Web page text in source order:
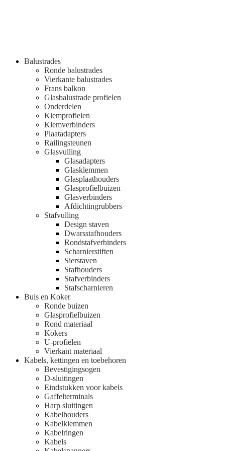
Balustrades
Ronde balustrades
Vierkante balustrades
Frans balkon
Glasbalustrade profielen
Onderdelen
Klemprofielen
Klemverbinders
Plaatadapters
Railingsteunen
Glasvulling
Glasadapters
Glasklemmen
Glasplaathouders
Glasprofielbuizen
Glasverbinders
Afdichtingrubbers
Stafvulling
Design staven
Dwarsstafhouders
Rondstafverbinders
Scharnierstiften
Sierstaven
Stafhouders
Stafverbinders
Stafscharnieren
Buis en Koker
Ronde buizen
Glasprofielbuizen
Rond materiaal
Kokers
U-profielen
Vierkant materiaal
Kabels, kettingen en toebehoren
Bevestigingsogen
D-sluitingen
Eindstukken voor kabels
Gaffelterminals
Harp sluitingen
Kabelhouders
Kabelklemmen
Kabelringen
Kabels